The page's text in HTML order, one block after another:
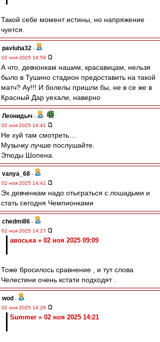
Такой себе момент истины, но напряжение
чуется.
pavluha32 -
02 ноя 2025 14:59
А что, девчонкам нашим, красавицам, нельзя
было в Тушино стадион предоставить на такой
матч? Ау!!! И болелы пришли бы, не в се же в
Красный Дар уехали, наверно
Леонидыч -
02 ноя 2025 14:41
Не хуй там смотреть…
Музычку лучше послушайте.
Этюды Шопена.
vanya_68 -
02 ноя 2025 14:41
Эх девченкам надо отыграться с лошадьми и
стать сегодня Чемпионками
chedmi86 -
02 ноя 2025 14:27
авоська » 02 ноя 2025 09:09
Тоже бросилось сравнение , и тут слова
Челестини очень кстати подходят .
wod -
02 ноя 2025 14:26
Summer » 02 ноя 2025 14:21